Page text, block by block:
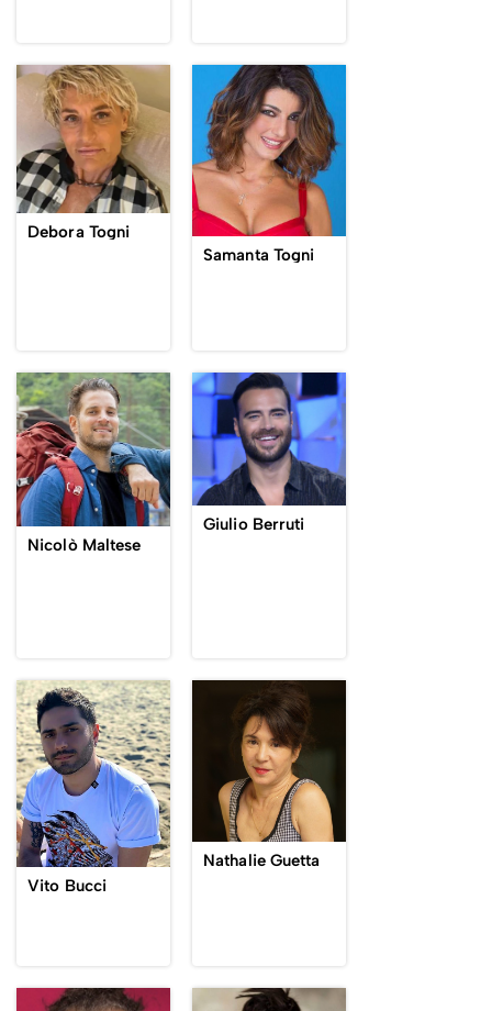
Debora Togni
Samanta Togni
Nicolò Maltese
Giulio Berruti
Vito Bucci
Nathalie Guetta